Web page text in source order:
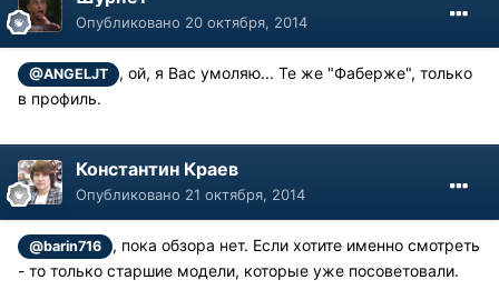
Опубликовано 20 октября, 2014
@ANGELJT
, ой, я Вас умоляю... Те же "Фаберже", только
в профиль.
Константин Краев
Опубликовано 21 октября, 2014
@barin716
, пока обзора нет. Если хотите именно смотреть
- то только старшие модели, которые уже посоветовали.